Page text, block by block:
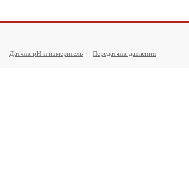
Датчик pH и измеритель Передатчик давления